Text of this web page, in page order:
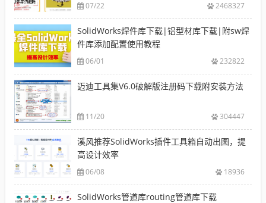
07/22 2468327
SolidWorks焊件库下载|铝型材库下载|附sw焊
件库添加配置使用教程
06/01 232822
迈迪工具集V6.0破解版注册码下载附安装方法
11/20 304447
溪风推荐SolidWorks插件工具箱自动出图，提
高设计效率
06/08 18936
SolidWorks管道库routing管道库下载